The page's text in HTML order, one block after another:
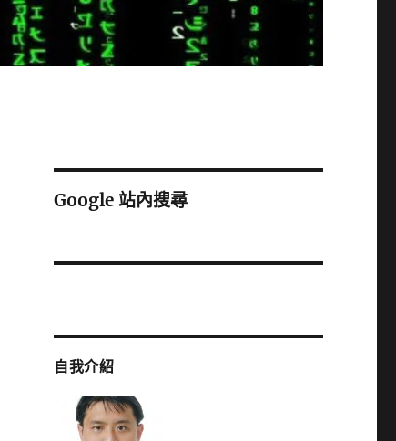
Google 站內搜尋
自我介紹